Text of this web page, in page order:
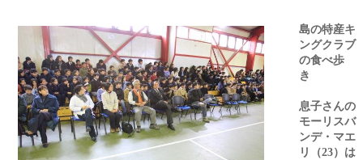
島の特産キ
ングクラブ
の食べ歩
き
息子さんの
モーリスバ
ンデ・マエ
リ（23）は